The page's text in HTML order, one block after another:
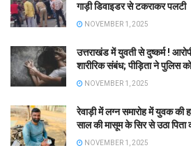
गाड़ी डिवाइडर से टकराकर पलटी
NOVEMBER 1, 2025
उत्तराखंड में युवती से दुष्कर्म !
शारीरिक संबंध; पीड़िता ने पुलिस
NOVEMBER 1, 2025
रेवाड़ी में लग्न समारोह में युवक की
साल की मासूम के सिर से उठा पिता
NOVEMBER 1, 2025